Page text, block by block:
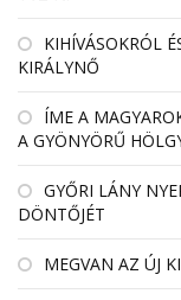
KIHÍVÁSOKRÓL
KIRÁLYNŐ
ÍME A
A GYÖNYÖRŰ
GYŐRI LÁNY
DÖNTŐJÉT
MEGVAN AZ ÚJ